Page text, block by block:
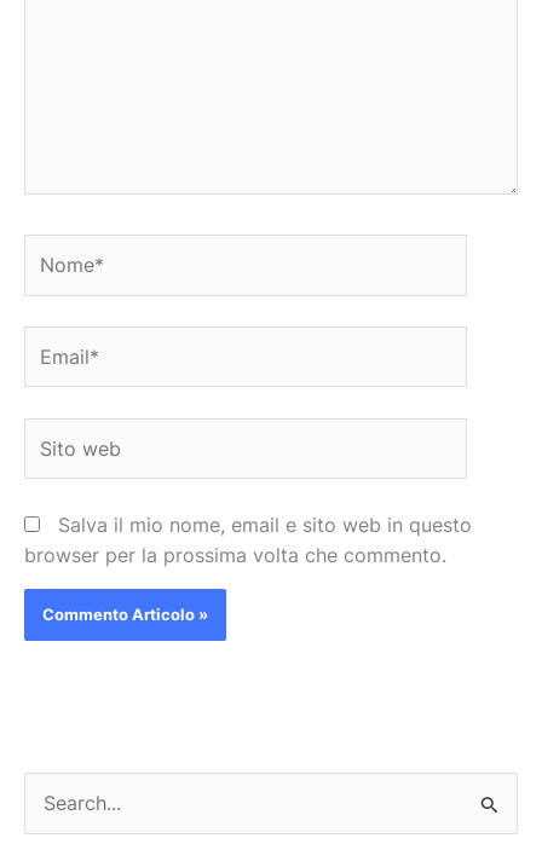
web
Salva il mio nome, email e sito web in questo
browser per la prossima volta che commento.